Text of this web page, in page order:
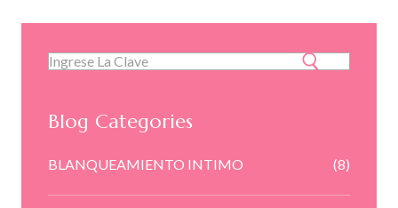
Blog Categories
BLANQUEAMIENTO INTIMO (8)